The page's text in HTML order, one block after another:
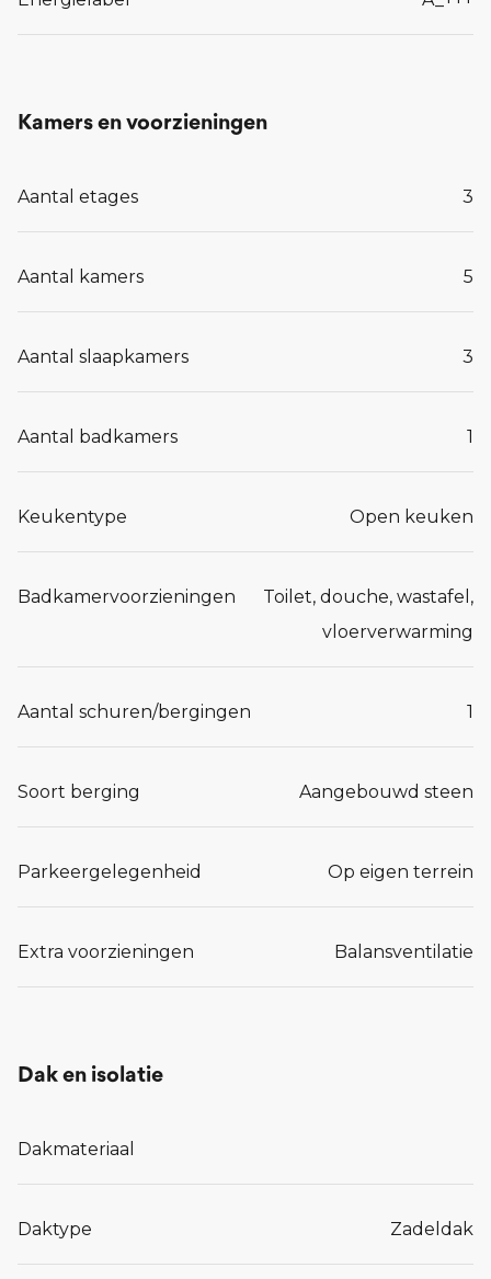
0413-243818.
Lees meer...
Kamers en voorzieningen
Aantal etages 3
Aantal kamers 5
Aantal slaapkamers 3
Aantal badkamers 1
Keukentype Open keuken
Badkamervoorzieningen
Toilet, douche, wastafel,
vloerverwarming
Aantal schuren/bergingen 1
Soort berging Aangebouwd steen
Parkeergelegenheid Op eigen terrein
Extra voorzieningen Balansventilatie
Dak en isolatie
Dakmateriaal
Daktype Zadeldak